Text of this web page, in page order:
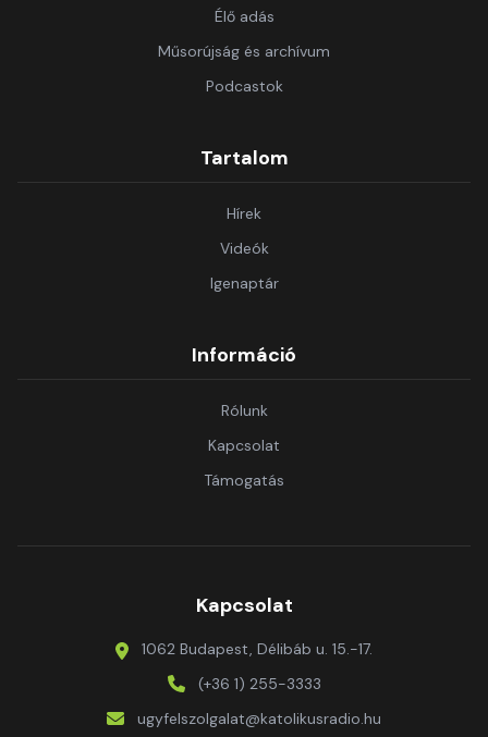
Élő adás
Műsorújság és archívum
Podcastok
Tartalom
Hírek
Videók
Igenaptár
Információ
Rólunk
Kapcsolat
Támogatás
Kapcsolat
1062 Budapest, Délibáb u. 15.-17.
(+36 1) 255-3333
ugyfelszolgalat@katolikusradio.hu